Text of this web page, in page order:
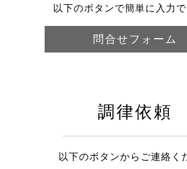
以下のボタンで簡単に入力
問合せフォーム
調律依頼
以下のボタンからご連絡く